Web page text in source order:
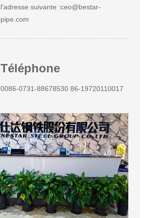
l'adresse suivante :ceo@bestar-
pipe.com
Téléphone
0086-0731-88678530 86-19720110017